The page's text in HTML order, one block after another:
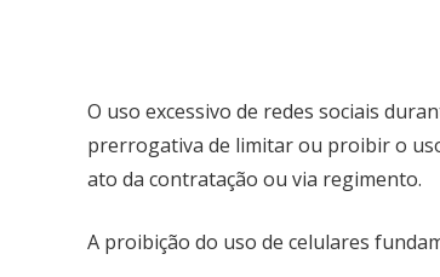
O uso excessivo de redes sociais
prerrogativa de limitar ou proibir o
ato da contratação ou via regimento.
A proibição do uso de celulares